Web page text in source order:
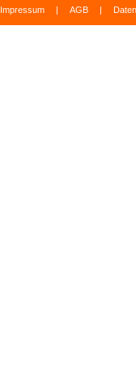
Impressum | AGB |